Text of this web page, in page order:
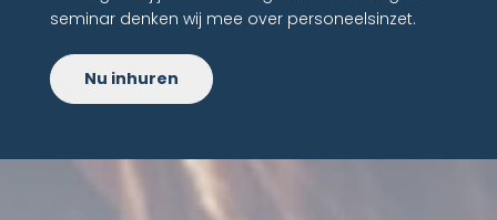
seminar denken wij mee over personeelsinzet.
Nu inhuren